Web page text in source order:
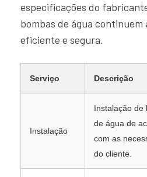
especificações do
bombas de água continuem
eficiente e segura.
Serviço Descrição
Instalação
Instalação de
de água de
com as
do cliente.